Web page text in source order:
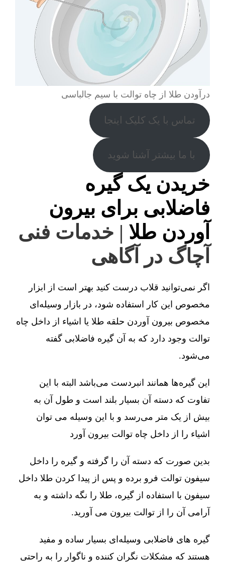
درآودن طلا از چاه توالت با سیم جالباسی
تماس با یک کلیک اینجا
با ما بیشتر آشنا شوید
خریدن یک گیره
فاضلابی برای بیرون
آوردن طلا | خدمات فنی
آچاگ در آگاهی
اگر نمی‌توانید قلاب درست کنید بهتر است از ابزار
مخصوص این کار استفاده شود، در بازار وسیله‌ای
مخصوص بیرون آوردن حلقه طلا یا اشیاء از داخل چاه
توالت وجود دارد که به آن گیره فاضلابی گفته
می‌شود.
این گیره‌ها همانند انبردست می‌باشد البته با این
تفاوت که دسته آن بسیار بلند است و طول آن به
بیش از یک متر می‌رسد و با این وسیله می توان
اشیاء را از داخل چاه توالت بیرون آورد
بدین صورت که دسته آن را گرفته و گیره را داخل
سیفون توالت فرو برده و پس از پیدا کردن طلا داخل
سیفون با استفاده از گیره، طلا را نگه داشته و به
آرامی آن را از توالت بیرون می آورید.
گیره های فاضلابی وسیله‌ای بسیار ساده و مفید
هستند که مشکلات نگران کننده و ناگوار را به راحتی